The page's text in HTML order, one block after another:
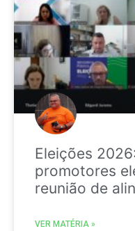
Eleições
promotores
reunião de
VER MATÉRIA »